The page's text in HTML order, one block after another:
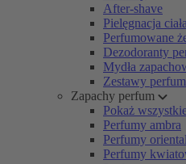
After-shave
Pielęgnacja ciała
Perfumowane
Dezodoranty
Mydła
Zestawy
Zapachy perfum
Pokaż
Perfumy ambra
Perfumy
Perfumy